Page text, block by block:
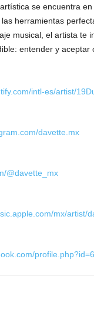
se encuentra
herramientas
musical, el artista te
entender y
intl-es/artist/
davette.mx
@davette_mx
mx/artist/